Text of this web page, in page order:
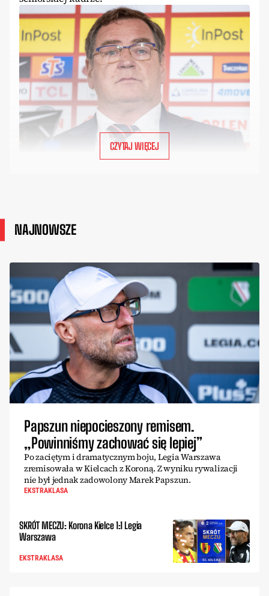
CZYTAJ WIĘCEJ
NAJNOWSZE
Papszun niepocieszony remisem.
„Powinniśmy zachować się lepiej”
Po zaciętym i dramatycznym boju, Legia Warszawa
zremisowała w Kielcach z Koroną. Z wyniku rywalizacji
nie był jednak zadowolony Marek Papszun.
EKSTRAKLASA
SKRÓT MECZU: Korona Kielce 1:1 Legia
Warszawa
EKSTRAKLASA